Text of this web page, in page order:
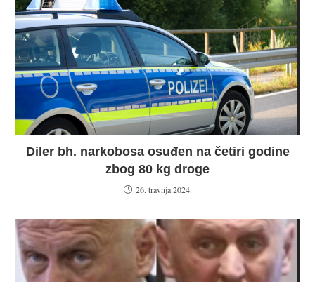
Diler bh. narkobosa osuđen na četiri godine
zbog 80 kg droge
26. travnja 2024.